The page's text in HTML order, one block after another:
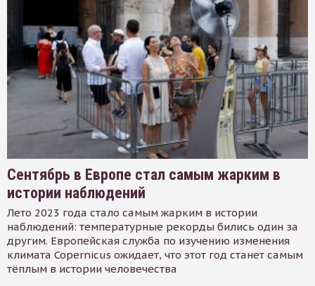
Сентябрь в Европе стал самым жарким в
истории наблюдений
Лето 2023 года стало самым жарким в истории
наблюдений: температурные рекорды бились один за
другим. Европейская служба по изучению изменения
климата Copernicus ожидает, что этот год станет самым
тёплым в истории человечества